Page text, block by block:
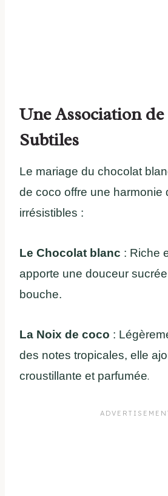
Une Association de
Subtiles
Le mariage du chocolat
de coco offre une harmonie
irrésistibles :
Le Chocolat blanc : Riche
apporte une douceur
bouche.
La Noix de coco :
des notes tropicales, elle
croustillante et parfumée.